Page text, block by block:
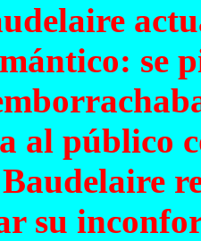
se
al público
su